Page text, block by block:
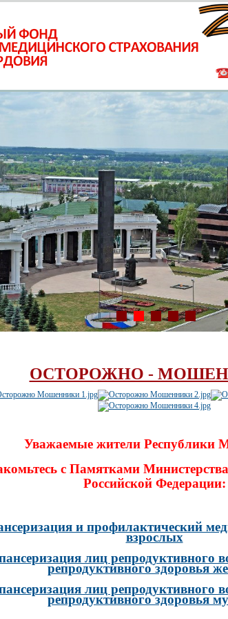
ОСТОРОЖНО -
Уважаемые жители Республики
с Памятками
Российской Федерации:
и профилактический
взрослых
лиц репродуктивного
репродуктивного здоровья
лиц репродуктивного
репродуктивного здоровья